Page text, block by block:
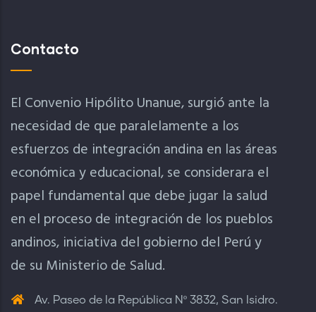
Contacto
El Convenio Hipólito Unanue, surgió ante la
necesidad de que paralelamente a los
esfuerzos de integración andina en las áreas
económica y educacional, se considerara el
papel fundamental que debe jugar la salud
en el proceso de integración de los pueblos
andinos, iniciativa del gobierno del Perú y
de su Ministerio de Salud.
Av. Paseo de la República Nº 3832, San Isidro.